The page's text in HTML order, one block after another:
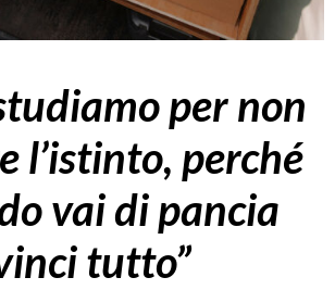
per non
l’istinto, perché
vai di pancia
tutto”